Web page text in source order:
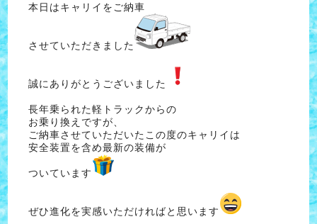
本日はキャリイをご納車
させていただきました
誠にありがとうございました
長年乗られた軽トラックからの
お乗り換えですが、
ご納車させていただいたこの度のキャリイは
安全装置を含め最新の装備が
ついています
ぜひ進化を実感いただければと思います